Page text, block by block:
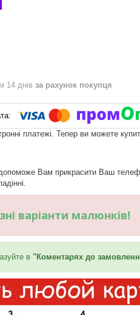
14 днів за рахунок покупця
платежі. Тепер ви можете
Вам прикрасити Ваш
варіанти малюнків!
в "Коментарях до